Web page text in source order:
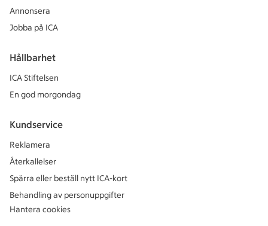
Annonsera
Jobba på ICA
Hållbarhet
ICA Stiftelsen
En god morgondag
Kundservice
Reklamera
Återkallelser
Spärra eller beställ nytt ICA-kort
Behandling av personuppgifter
Hantera cookies